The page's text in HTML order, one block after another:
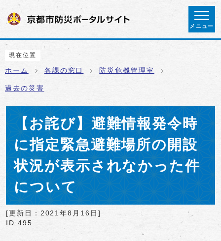
ページの先頭です
メニュー
ここから本文です
現在位置
ホーム 各課の窓口 防災危機管理室
過去の災害
【お詫び】避難情報発令時
に指定緊急避難場所の開設
状況が表示されなかった件
について
[更新日： 2021年8月16日 ]
ID:495